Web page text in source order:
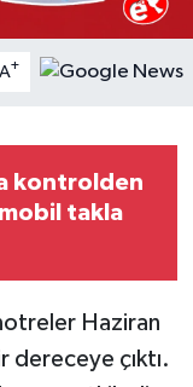
A+
kontrolden
takla
Haziran
dereceye çıktı.